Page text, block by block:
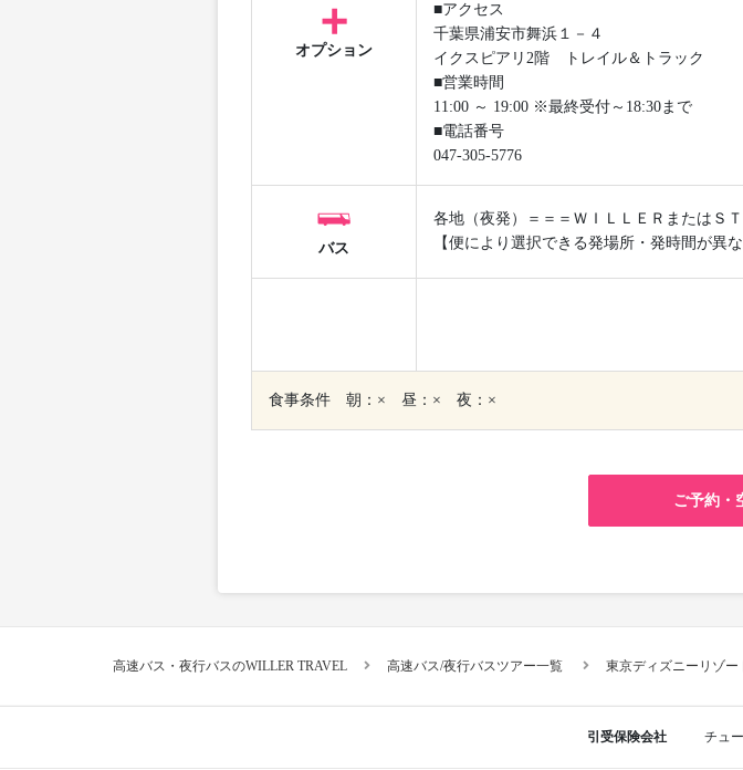
オプション
■アクセス
千葉県浦安市舞浜１－４
イクスピアリ2階 トレイル＆トラック
■営業時間
11:00 ～ 19:00 ※最終受付～18:30まで
■電話番号
047-305-5776
バス
各地（夜発）＝＝＝ＷＩＬＬＥＲまたはＳ
【便により選択できる発場所・発時間が異
食事条件 朝：× 昼：× 夜：×
ご予約・
高速バス・夜行バスのWILLER TRAVEL 高速バス/夜行バスツアー一覧 東京ディズニーリゾ
引受保険会社 チュ